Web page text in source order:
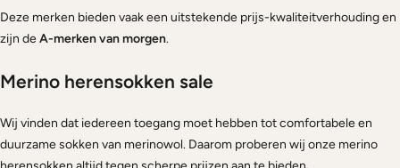
Deze merken bieden vaak een uitstekende prijs-kwaliteitverhouding en
zijn deA-merken van morgen.
Merino herensokken sale
Wij vinden dat iedereen toegang moet hebben tot comfortabele en
duurzame sokken van merinowol. Daarom proberen wij onze merino